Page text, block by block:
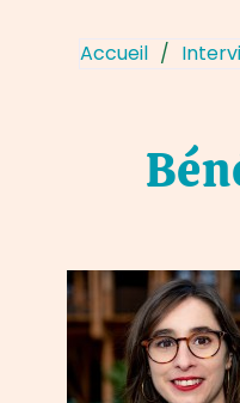
Accueil /